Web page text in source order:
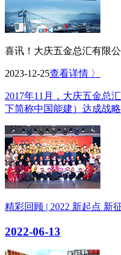
喜讯！大庆五金总汇有限公
2023-12-25查看详情 〉
2017年11月，大庆五金总
下简称中国能建）达成战
精彩回顾 | 2022 新起点 新
2022-06-13